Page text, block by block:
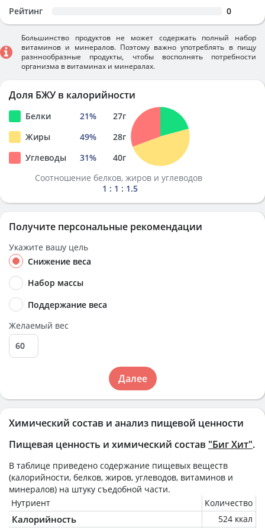
Химический состав и анализ пищевой ценности
Пищевая ценность и химический состав "Биг Хит".
В таблице приведено содержание пищевых веществ
(калорийности, белков, жиров, углеводов, витаминов и
минералов) на штуку съедобной части.
Нутриент
Количество
Калорийность
524 ккал
Рейтинг 0
Большинство продуктов не может содержать полный набор
витаминов и минералов. Поэтому важно употреблять в пищу
разннообразные продукты, чтобы восполнять потребности
организма в витаминах и минералах.
Доля БЖУ в калорийности
Белки 21% 27г
Жиры
49% 28г
Углеводы
31% 40г
Соотношение белков, жиров и углеводов
1 : 1 : 1.5
Получите персональные рекомендации
Укажите вашу цель
Снижение веса
Набор массы
Поддержание веса
Желаемый вес
Далее